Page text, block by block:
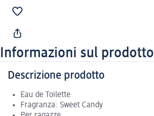
Informazioni sul prodotto
Descrizione prodotto
Eau de Toilette
Fragranza: Sweet Candy